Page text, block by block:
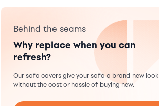
Behind the seams
Why replace when you can
refresh?
Our sofa covers give your sofa a brand-new look
without the cost or hassle of buying new.